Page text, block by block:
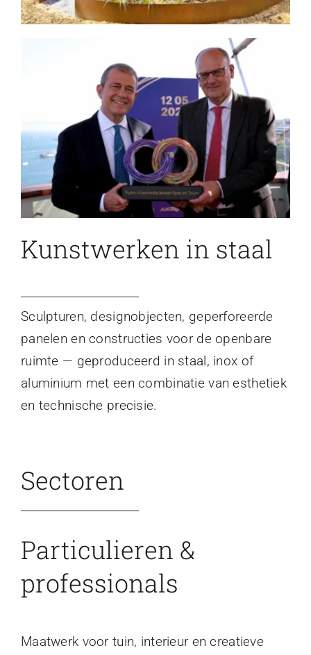
Kunstwerken in staal
Sculpturen, designobjecten, geperforeerde
panelen en constructies voor de openbare
ruimte — geproduceerd in staal, inox of
aluminium met een combinatie van esthetiek
en technische precisie.
Sectoren
Particulieren &
professionals
Maatwerk voor tuin, interieur en creatieve